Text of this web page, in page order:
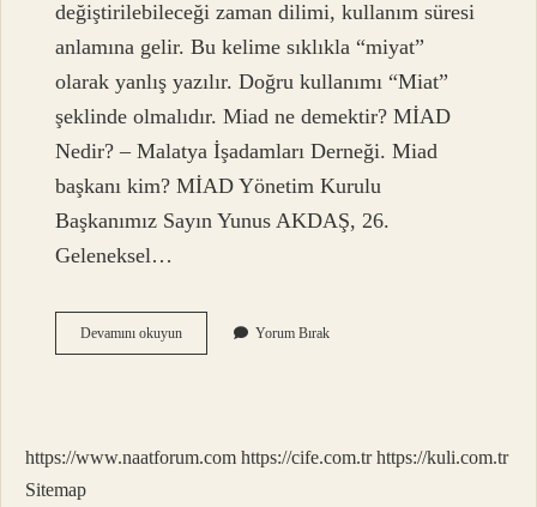
değiştirilebileceği zaman dilimi, kullanım süresi
anlamına gelir. Bu kelime sıklıkla “miyat”
olarak yanlış yazılır. Doğru kullanımı “Miat”
şeklinde olmalıdır. Miad ne demektir? MİAD
Nedir? – Malatya İşadamları Derneği. Miad
başkanı kim? MİAD Yönetim Kurulu
Başkanımız Sayın Yunus AKDAŞ, 26.
Geleneksel…
Devamını okuyunMıad
Ne
Yorum Bırak
https://www.naatforum.com https://cife.com.tr https://kuli.com.tr
Sitemap